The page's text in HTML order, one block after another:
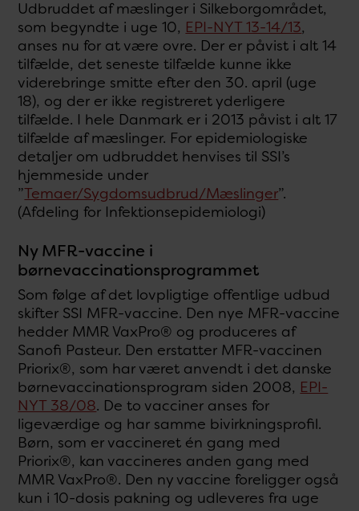
Udbruddet af mæslinger i Silkeborgområdet,
som begyndte i uge 10, EPI-NYT 13-14/13,
anses nu for at være ovre. Der er påvist i alt 14
tilfælde, det seneste tilfælde kunne ikke
viderebringe smitte efter den 30. april (uge
18), og der er ikke registreret yderligere
tilfælde. I hele Danmark er i 2013 påvist i alt 17
tilfælde af mæslinger. For epidemiologiske
detaljer om udbruddet henvises til SSI’s
hjemmeside under
”Temaer/Sygdomsudbrud/Mæslinger”.
(Afdeling for Infektionsepidemiologi)
Ny MFR-vaccine i
børnevaccinationsprogrammet
Som følge af det lovpligtige offentlige udbud
skifter SSI MFR-vaccine. Den nye MFR-vaccine
hedder MMR VaxPro® og produceres af
Sanofi Pasteur. Den erstatter MFR-vaccinen
Priorix®, som har været anvendt i det danske
børnevaccinationsprogram siden 2008, EPI-
NYT 38/08. De to vacciner anses for
ligeværdige og har samme bivirkningsprofil.
Børn, som er vaccineret én gang med
Priorix®, kan vaccineres anden gang med
MMR VaxPro®. Den ny vaccine foreligger også
kun i 10-dosis pakning og udleveres fra uge